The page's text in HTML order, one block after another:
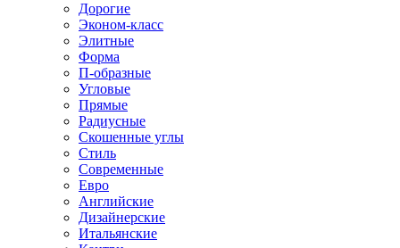
Дорогие
Эконом-класс
Элитные
Форма
П-образные
Угловые
Прямые
Радиусные
Скошенные углы
Стиль
Современные
Евро
Английские
Дизайнерские
Итальянские